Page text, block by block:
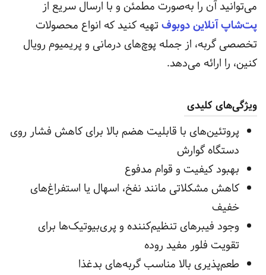
می‌توانید آن را به‌صورت مطمئن و با ارسال سریع از
پت‌شاپ آنلاین دوبوفتهیه کنید که انواع محصولات
تخصصی گربه، از جمله پوچ‌های درمانی و پریمیوم رویال
کنین، را ارائه می‌دهد.
ویژگی‌های کلیدی
پروتئین‌های با قابلیت هضم بالا برای کاهش فشار روی
دستگاه گوارش
بهبود کیفیت و قوام مدفوع
کاهش مشکلاتی مانند نفخ، اسهال یا استفراغ‌های
خفیف
وجود فیبرهای تنظیم‌کننده و پری‌بیوتیک‌ها برای
تقویت فلور مفید روده
طعم‌پذیری بالا مناسب گربه‌های بدغذا